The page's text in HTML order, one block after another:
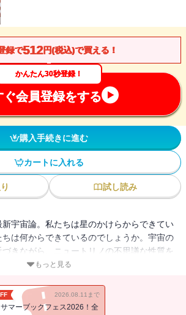
録で512円(税込)で買える！
かんたん30秒登録！
ぐ会員登録をする
購入手続きに進む
カートに入れる
試し読み
宇宙論。私たちは星のかけらからできてい
ちは何からできているのでしょうか。宇宙の
きながら、ニュートリノの不思議な性質を
ス粒子やインフレーション、そして暗黒物質
まれ、存在することができたのかを考えてい
ックス・２０１３年１月刊）
もっと見る
2026.08.11まで
サマーブックフェス2026！全